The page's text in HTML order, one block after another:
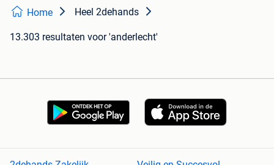
Home Heel 2dehands
13.303 resultaten voor 'anderlecht'